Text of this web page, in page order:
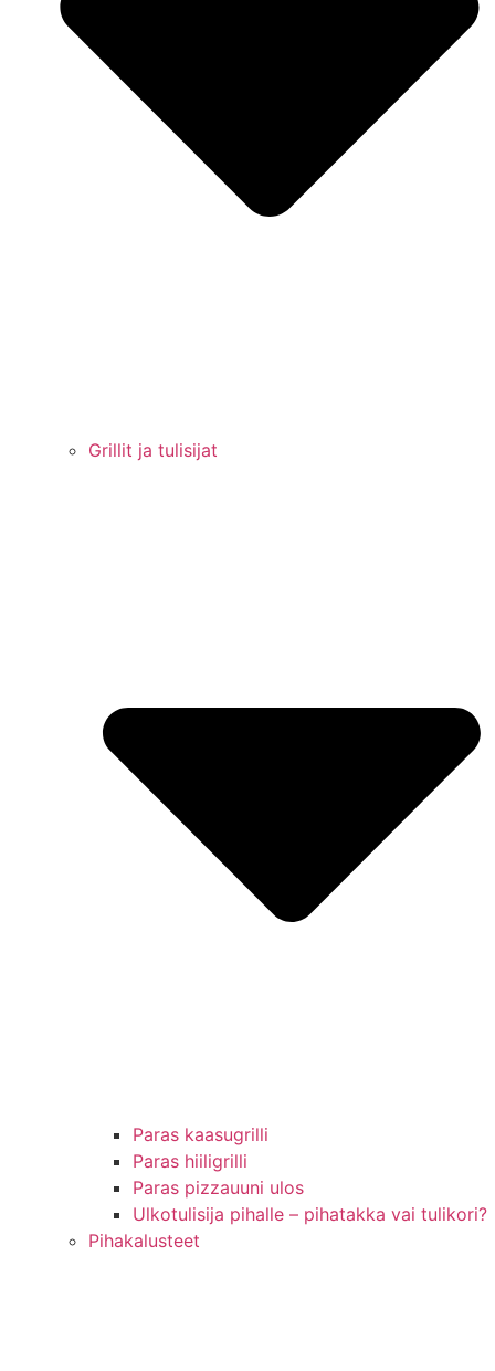
Grillit ja tulisijat
Paras kaasugrilli
Paras hiiligrilli
Paras pizzauuni ulos
Ulkotulisija pihalle – pihatakka vai tulikori?
Pihakalusteet